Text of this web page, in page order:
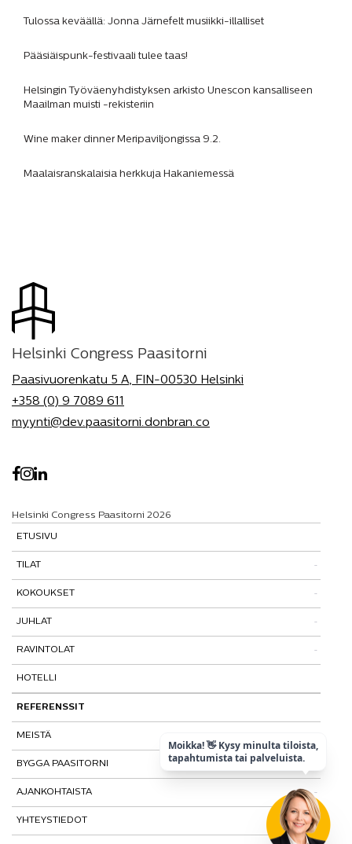
Tulossa keväällä: Jonna Järnefelt musiikki-illalliset
Pääsiäispunk-festivaali tulee taas!
Helsingin Työväenyhdistyksen arkisto Unescon kansalliseen
Maailman muisti -rekisteriin
Wine maker dinner Meripaviljongissa 9.2.
Maalaisranskalaisia herkkuja Hakaniemessä
Helsinki Congress Paasitorni
Paasivuorenkatu 5 A, FIN-00530 Helsinki
+358 (0) 9 7089 611
myynti@dev.paasitorni.donbran.co
Helsinki Congress Paasitorni 2026
ETUSIVU
TILAT
Tutustu tiloihimme
Tilat ja tarinat
Paasitorni-testi
KOKOUKSET
Kokouspaketit
Lisäpalvelut
JUHLAT
Pikkujoulut
RAVINTOLAT
Paasiravintola
Muut ravintolat
HOTELLI
REFERENSSIT
MEISTÄ
Kohtaamispaikka
Laatu ja vastuullisuus
Historia
BYGGA PAASITORNI
AJANKOHTAISTA
Tietosuojaseloste
YHTEYSTIEDOT
Moikka! 👋 Kysy minulta tiloista,
tapahtumista tai palveluista.